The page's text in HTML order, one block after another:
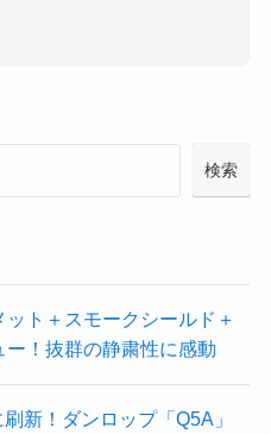
検索
ット＋スモークシールド＋
！抜群の静粛性に感動
新！ダンロップ「Q5A」